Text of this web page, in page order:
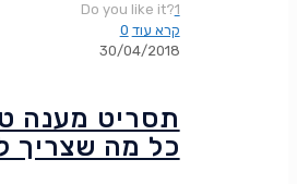
Do you like it?1
0 קרא עוד
30/04/2018
תסריט מענה
כל מה שצריך